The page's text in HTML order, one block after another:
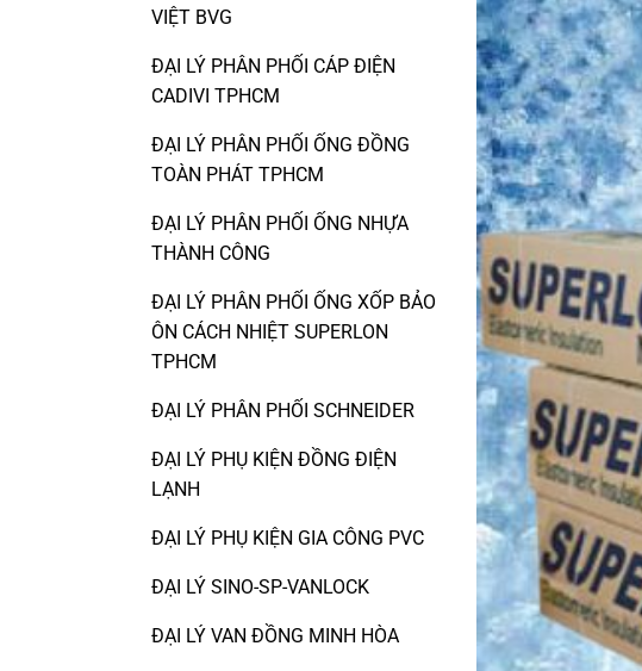
VIỆT BVG
ĐẠI LÝ PHÂN PHỐI CÁP ĐIỆN
CADIVI TPHCM
ĐẠI LÝ PHÂN PHỐI ỐNG ĐỒNG
TOÀN PHÁT TPHCM
ĐẠI LÝ PHÂN PHỐI ỐNG NHỰA
THÀNH CÔNG
ĐẠI LÝ PHÂN PHỐI ỐNG XỐP BẢO
ÔN CÁCH NHIỆT SUPERLON
TPHCM
ĐẠI LÝ PHÂN PHỐI SCHNEIDER
ĐẠI LÝ PHỤ KIỆN ĐỒNG ĐIỆN
LẠNH
ĐẠI LÝ PHỤ KIỆN GIA CÔNG PVC
ĐẠI LÝ SINO-SP-VANLOCK
ĐẠI LÝ VAN ĐỒNG MINH HÒA